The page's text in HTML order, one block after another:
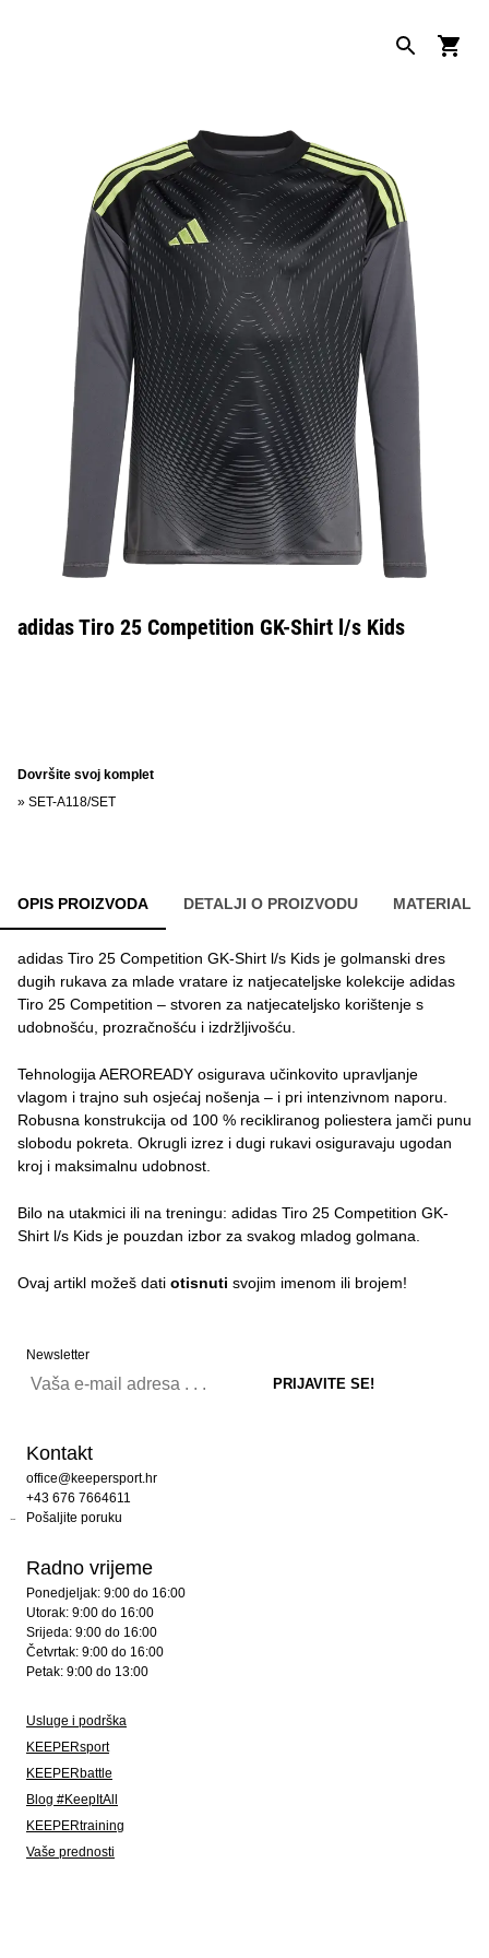
adidas Tiro 25 Competition GK-Shirt l/s Kids
Dovršite svoj komplet
» SET-A118/SET
OPIS PROIZVODA DETALJI O PROIZVODU MATERIAL
adidas Tiro 25 Competition GK-Shirt l/s Kids je golmanski dres
dugih rukava za mlade vratare iz natjecateljske kolekcije adidas
Tiro 25 Competition – stvoren za natjecateljsko korištenje s
udobnošću, prozračnošću i izdržljivošću.
Tehnologija AEROREADY osigurava učinkovito upravljanje
vlagom i trajno suh osjećaj nošenja – i pri intenzivnom naporu.
Robusna konstrukcija od 100 % recikliranog poliestera jamči punu
slobodu pokreta. Okrugli izrez i dugi rukavi osiguravaju ugodan
kroj i maksimalnu udobnost.
Bilo na utakmici ili na treningu: adidas Tiro 25 Competition GK-
Shirt l/s Kids je pouzdan izbor za svakog mladog golmana.
Ovaj artikl možeš dati otisnuti svojim imenom ili brojem!
Newsletter
Kontakt
office@keepersport.hr
+43 676 7664611
Pošaljite poruku
Radno vrijeme
Ponedjeljak: 9:00 do 16:00
Utorak: 9:00 do 16:00
Srijeda: 9:00 do 16:00
Četvrtak: 9:00 do 16:00
Petak: 9:00 do 13:00
Usluge i podrška
KEEPERsport
KEEPERbattle
Blog #KeepItAll
KEEPERtraining
Vaše prednosti